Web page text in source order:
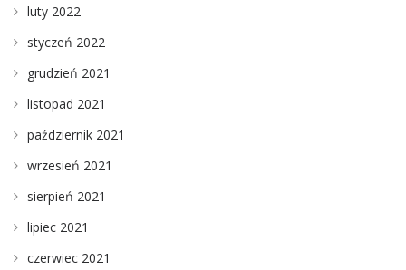
luty 2022
styczeń 2022
grudzień 2021
listopad 2021
październik 2021
wrzesień 2021
sierpień 2021
lipiec 2021
czerwiec 2021